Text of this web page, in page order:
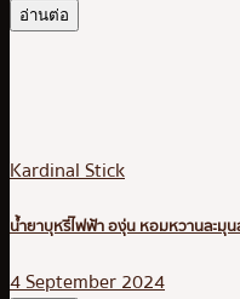
อ่านต่อ
Kardinal Stick
น้ำยาบุหรี่ไฟฟ้า องุ่น หอมหวานละมุน
4 September 2024